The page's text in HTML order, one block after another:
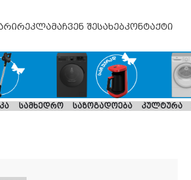
რეკლამაჩვენ შესახებკონტაქტი
სამხედრო საზოგადოება კულტურა